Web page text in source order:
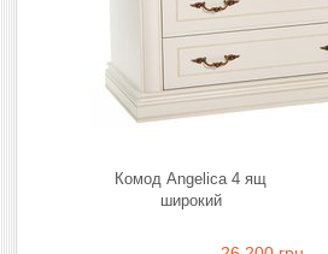
Комод Angelica 4 ящ
широкий